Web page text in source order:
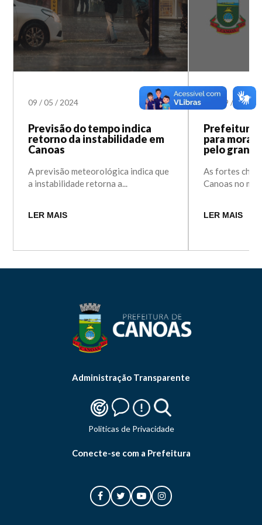
09 /05 /2024
Previsão do tempo indica
retorno da instabilidade em
Canoas
A previsão meteorológica indica que
a instabilidade retorna a...
LER MAIS
09 / 2023
Prefeitura
para
pelo
As fortes
Canoas no
LER MAIS
Administração Transparente
Politicas de Privacidade
Conecte-se com a Prefeitura